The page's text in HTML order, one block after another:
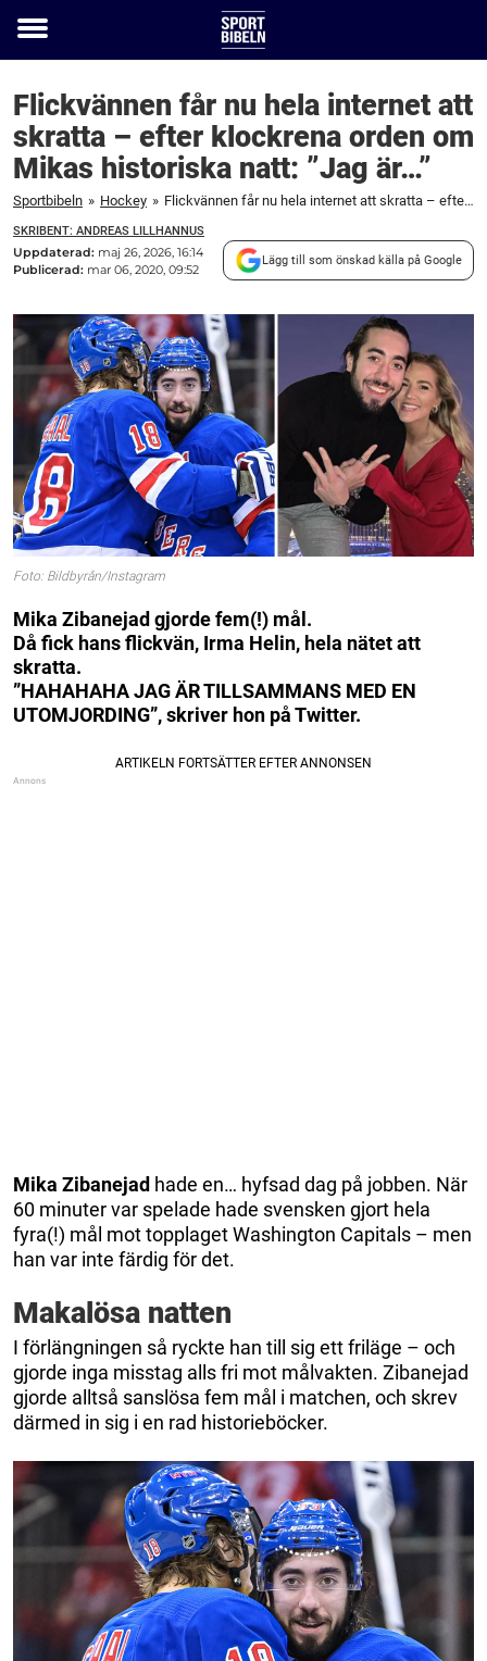
Toggle
Flickvännen får nu hela internet att
skratta – efter klockrena orden om
Mikas historiska natt: ”Jag är…”
Sportbibeln » Hockey » Flickvännen får nu hela internet att skratta – efter klockrena orden om Mikas historiska natt: ”Jag är...”
SKRIBENT: ANDREAS LILLHANNUS
Uppdaterad: maj 26, 2026, 16:14
Publicerad: mar 06, 2020, 09:52
Lägg till som önskad källa på Google
Foto: Bildbyrån/Instagram
Mika Zibanejad gjorde fem(!) mål.
Då fick hans flickvän, Irma Helin, hela nätet att
skratta.
”HAHAHAHA JAG ÄR TILLSAMMANS MED EN
UTOMJORDING”, skriver hon på Twitter.
Mika Zibanejad hade en… hyfsad dag på jobben. När
60 minuter var spelade hade svensken gjort hela
fyra(!) mål mot topplaget Washington Capitals – men
han var inte färdig för det.
Makalösa natten
I förlängningen så ryckte han till sig ett friläge – och
gjorde inga misstag alls fri mot målvakten. Zibanejad
gjorde alltså sanslösa fem mål i matchen, och skrev
därmed in sig i en rad historieböcker.